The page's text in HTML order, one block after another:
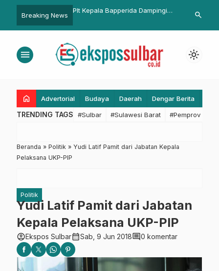
Breaking News
Tinjau Lokasi
II Ruas TPI–Tambi
Kapolda Sulbar Perkuat
Meriahkan Hari Bhayangkara ke-
Menuju
dengan
Kominfo
search
menu light_mode
home Advertorial Budaya Daerah Dengar Berita
TRENDING TAGS #Sulbar #Sulawesi Barat #Pemprov
Beranda » Politik » Yudi Latif Pamit dari Jabatan Kepala
Pelaksana UKP-PIP
Politik
Yudi Latif Pamit dari Jabatan
Kepala Pelaksana UKP-PIP
account_circleEkspos Sulbarcalendar_monthSab, 9 Jun 2018comment0 komentar